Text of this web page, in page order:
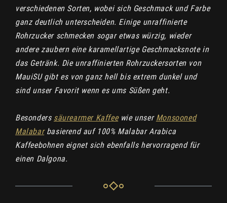
verschiedenen Sorten, wobei sich Geschmack und Farbe
ganz deutlich unterscheiden. Einige unraffinierte
Rohrzucker schmecken sogar etwas würzig, wieder
andere zaubern eine karamellartige Geschmacksnote in
das Getränk. Die unraffinierten Rohrzuckersorten von
MauiSU gibt es von ganz hell bis extrem dunkel und
sind unser Favorit wenn es ums Süßen geht.
Besonders säurearmer Kaffeewie unser Monsooned
Malabarbasierend auf 100% Malabar Arabica
Kaffeebohnen eignet sich ebenfalls hervorragend für
einen Dalgona.